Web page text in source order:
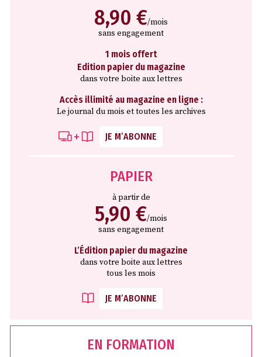
8,90 €/mois
sans engagement
1 mois offert
Edition papier du magazine
dans votre boite aux lettres
Accès illimité au magazine en ligne :
Le journal du mois et toutes les archives
JE M’ABONNE
PAPIER
à partir de
5,90 €/mois
sans engagement
L’Édition papier du magazine
dans votre boite aux lettres
tous les mois
JE M’ABONNE
EN FORMATION